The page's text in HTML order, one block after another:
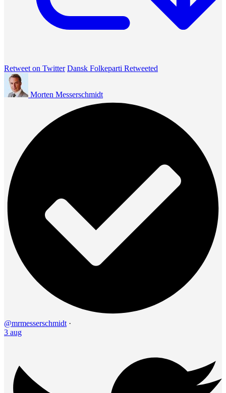
Retweet on Twitter Dansk Folkeparti Retweeted
Morten Messerschmidt
@mrmesserschmidt ·
3 aug